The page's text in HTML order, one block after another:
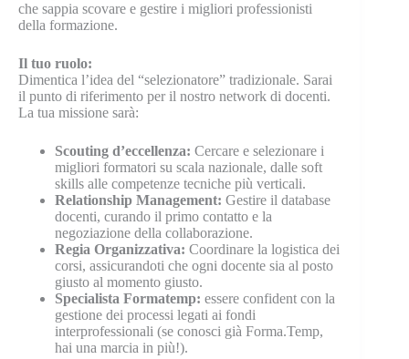
che sappia scovare e gestire i migliori professionisti
della formazione.
Il tuo ruolo:
Dimentica l’idea del “selezionatore” tradizionale. Sarai
il punto di riferimento per il nostro network di docenti.
La tua missione sarà:
Scouting d’eccellenza: Cercare e selezionare i
migliori formatori su scala nazionale, dalle soft
skills alle competenze tecniche più verticali.
Relationship Management: Gestire il database
docenti, curando il primo contatto e la
negoziazione della collaborazione.
Regia Organizzativa: Coordinare la logistica dei
corsi, assicurandoti che ogni docente sia al posto
giusto al momento giusto.
Specialista Formatemp: essere confident con la
gestione dei processi legati ai fondi
interprofessionali (se conosci già Forma.Temp,
hai una marcia in più!).